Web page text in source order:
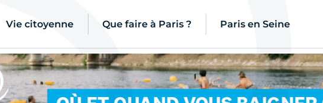
Vie citoyenne Que faire à Paris ? Paris en Seine